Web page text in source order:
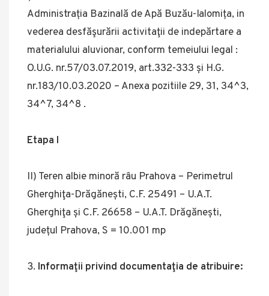
Administrația Bazinală de Apă Buzău-Ialomița, in
vederea desfăşurării activitaţii de indepărtare a
materialului aluvionar, conform temeiului legal :
O.U.G. nr.57/03.07.2019, art.332-333 și H.G.
nr.183/10.03.2020 – Anexa pozitiile 29, 31, 34^3,
34^7, 34^8 .
Etapa I
II) Teren albie minoră râu Prahova – Perimetrul
Gherghiţa-Drăgănești, C.F. 25491 – U.A.T.
Gherghiţa și C.F. 26658 – U.A.T. Drăgănești,
județul Prahova, S = 10.001 mp
Informaţii privind documentaţia de atribuire: